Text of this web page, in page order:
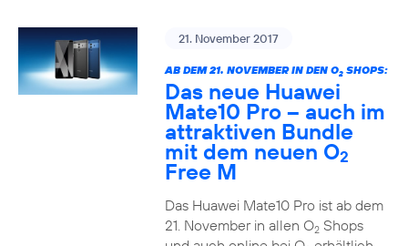
21. November 2017
AB DEM 21. NOVEMBER IN DEN O2SHOPS:
Das neue Huawei
Mate10 Pro – auch im
attraktiven Bundle
mit dem neuen O2
Free M
Das Huawei Mate10 Pro ist ab dem
21. November in allen O2Shops